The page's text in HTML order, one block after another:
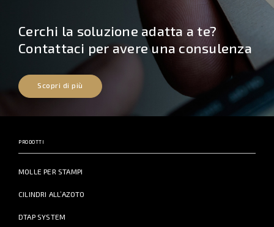
Cerchi la soluzione adatta a te?
Contattaci per avere una consulenza
Scopri di più
PRODOTTI
MOLLE PER STAMPI
CILINDRI ALL’AZOTO
DTAP SYSTEM